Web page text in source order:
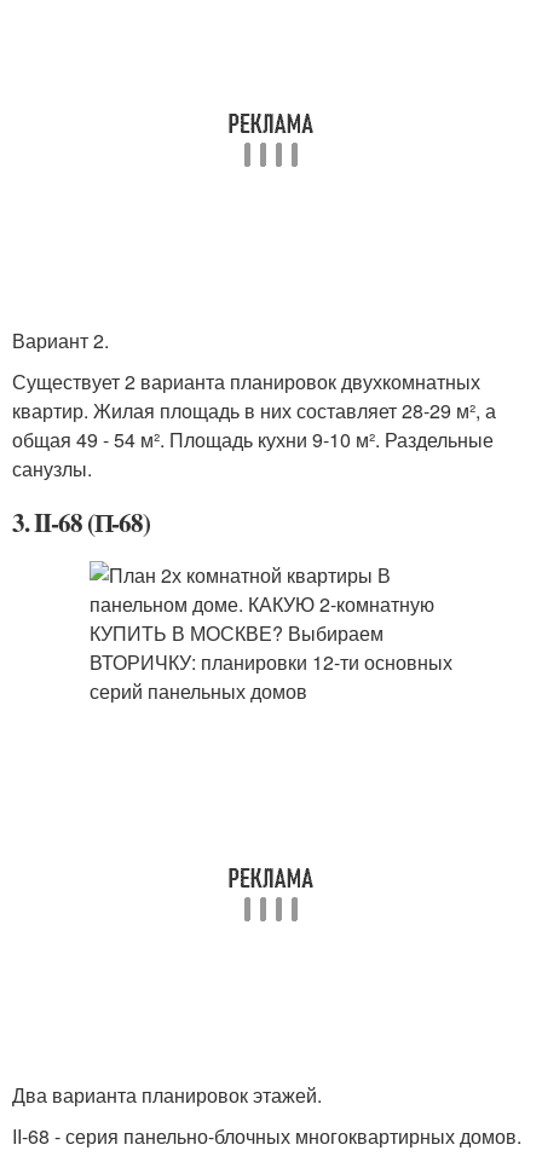
Вариант 2.
Существует 2 варианта планировок двухкомнатных
квартир. Жилая площадь в них составляет 28-29 м², а
общая 49 - 54 м². Площадь кухни 9-10 м². Раздельные
санузлы.
3. II-68 (П-68)
Два варианта планировок этажей.
II-68 - серия панельно-блочных многоквартирных домов.